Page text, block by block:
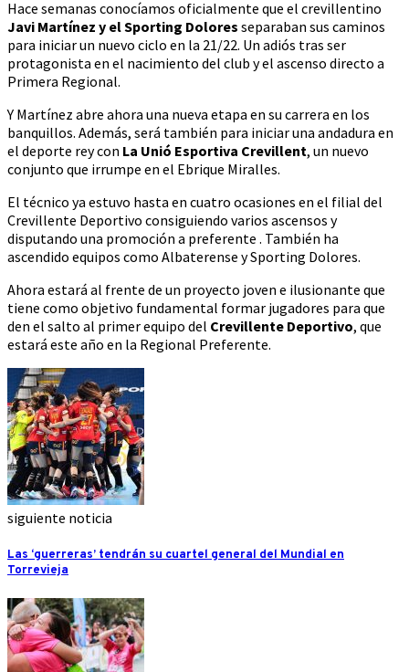
Hace semanas conocíamos oficialmente que el crevillentino
Javi Martínez y el Sporting Dolores separaban sus caminos
para iniciar un nuevo ciclo en la 21/22. Un adiós tras ser
protagonista en el nacimiento del club y el ascenso directo a
Primera Regional.
Y Martínez abre ahora una nueva etapa en su carrera en los
banquillos. Además, será también para iniciar una andadura en
el deporte rey con La Unió Esportiva Crevillent, un nuevo
conjunto que irrumpe en el Ebrique Miralles.
El técnico ya estuvo hasta en cuatro ocasiones en el filial del
Crevillente Deportivo consiguiendo varios ascensos y
disputando una promoción a preferente . También ha
ascendido equipos como Albaterense y Sporting Dolores.
Ahora estará al frente de un proyecto joven e ilusionante que
tiene como objetivo fundamental formar jugadores para que
den el salto al primer equipo del Crevillente Deportivo, que
estará este año en la Regional Preferente.
siguiente noticia
Las ‘guerreras’ tendrán su cuartel general del Mundial en
Torrevieja